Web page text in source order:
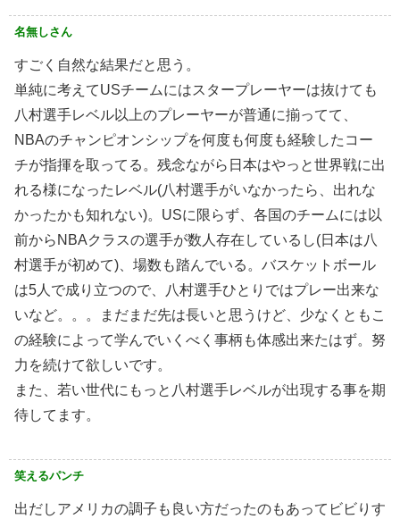
名無しさん
すごく自然な結果だと思う。
単純に考えてUSチームにはスタープレーヤーは抜けても
八村選手レベル以上のプレーヤーが普通に揃ってて、
NBAのチャンピオンシップを何度も何度も経験したコー
チが指揮を取ってる。残念ながら日本はやっと世界戦に出
れる様になったレベル(八村選手がいなかったら、出れな
かったかも知れない)。USに限らず、各国のチームには以
前からNBAクラスの選手が数人存在しているし(日本は八
村選手が初めて)、場数も踏んでいる。バスケットボール
は5人で成り立つので、八村選手ひとりではプレー出来な
いなど。。。まだまだ先は長いと思うけど、少なくともこ
の経験によって学んでいくべく事柄も体感出来たはず。努
力を続けて欲しいです。
また、若い世代にもっと八村選手レベルが出現する事を期
待してます。
笑えるパンチ
出だしアメリカの調子も良い方だったのもあってビビりす